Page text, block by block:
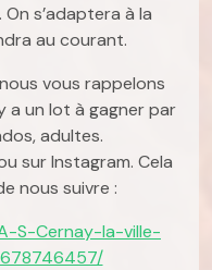
s’adaptera à la
au courant.
vous rappelons
a un lot à gagner par
adultes.
sur Instagram. Cela
nous suivre :
S-Cernay-la-ville-